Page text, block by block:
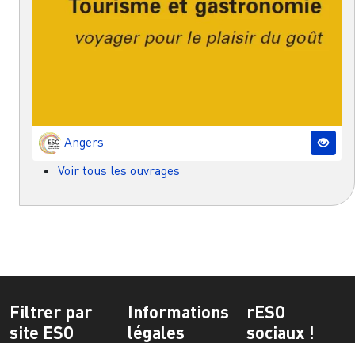
Angers
Voir tous les ouvrages
Filtrer par
site ESO
Informations
légales
rESO
sociaux !